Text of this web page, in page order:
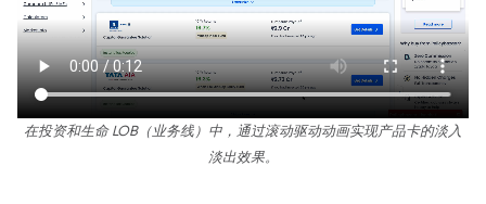
在投资和生命 LOB（业务线）中，通过滚动驱动动画实现产品卡的淡入
淡出效果。